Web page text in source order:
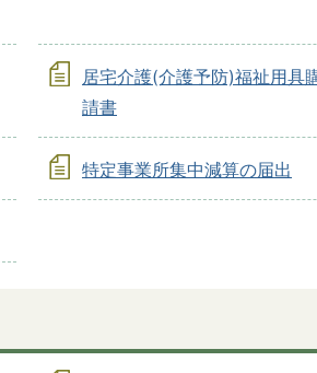
居宅介護(介護予防)福祉用具
請書
特定事業所集中減算の届出